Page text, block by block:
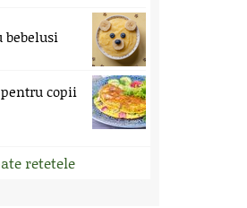
bebelusi
copii
retetele